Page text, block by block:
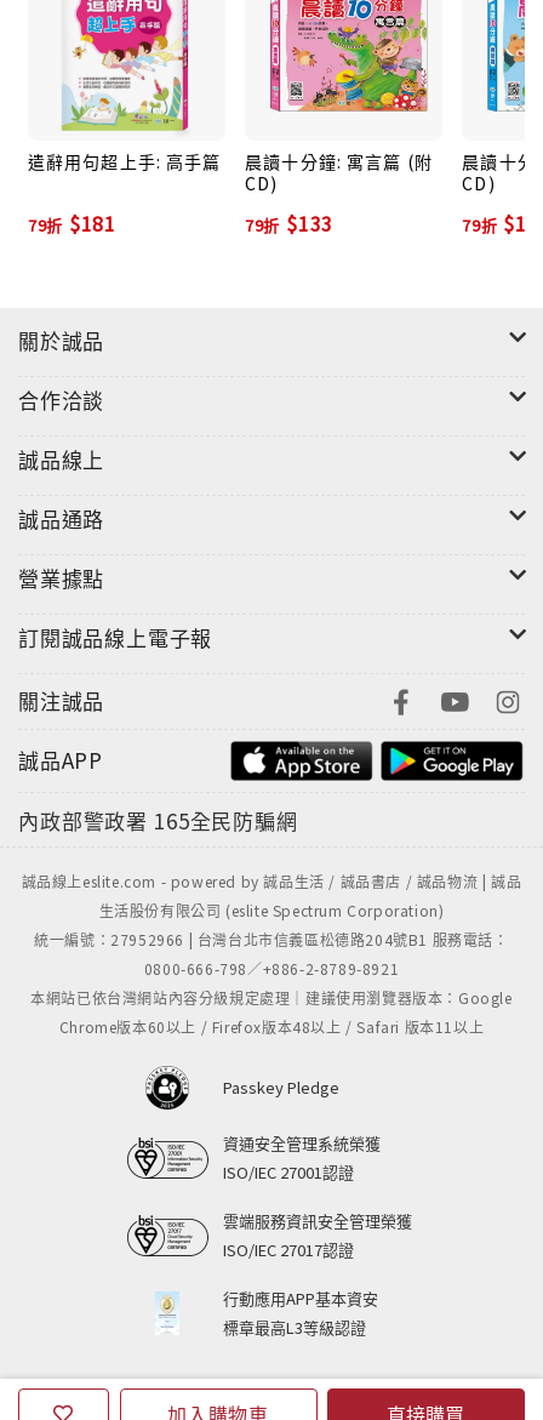
遣辭用句超上手: 高手篇
79折 $181
晨讀十分鐘: 寓言篇 (附
CD)
79折 $133
晨讀十分
CD)
79折
關於誠品
合作洽談
誠品線上
誠品通路
營業據點
訂閱誠品線上電子報
關注誠品
誠品APP
內政部警政署 165全民防騙網
誠品線上eslite.com - powered by 誠品生活 / 誠品書店 / 誠品物流 | 誠品
生活股份有限公司 (eslite Spectrum Corporation)
統一編號：27952966 | 台灣台北市信義區松德路204號B1 服務電話：
0800-666-798／+886-2-8789-8921
本網站已依台灣網站內容分級規定處理｜建議使用瀏覽器版本：Google
Chrome版本60以上 / Firefox版本48以上 / Safari 版本11以上
Passkey Pledge
資通安全管理系統榮獲
ISO/IEC 27001認證
雲端服務資訊安全管理榮獲
ISO/IEC 27017認證
行動應用APP基本資安
標章最高L3等級認證